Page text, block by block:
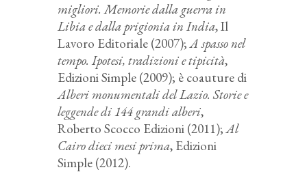
migliori. Memorie dalla guerra in
Libia e dalla prigionia in India, Il
Lavoro Editoriale (2007);A spasso nel
tempo. Ipotesi, tradizioni e tipicità,
Edizioni Simple (2009); è coauture di
Alberi monumentali del Lazio. Storie e
leggende di 144 grandi alberi,
Roberto Scocco Edizioni (2011);Al
Cairo dieci mesi prima, Edizioni
Simple (2012).